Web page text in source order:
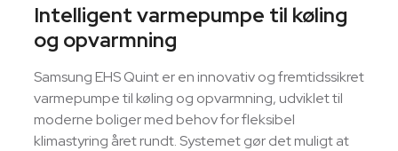
Intelligent varmepumpe til køling
og opvarmning
Samsung EHS Quint er en innovativ og fremtidssikret
varmepumpe til køling og opvarmning, udviklet til
moderne boliger med behov for fleksibel
klimastyring året rundt. Systemet gør det muligt at